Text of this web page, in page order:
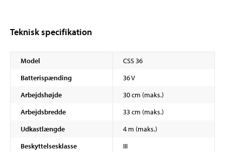
Teknisk specifikation
Model
CSS 36
Batterispænding
36 V
Arbejdshøjde
30 cm (maks.)
Arbejdsbredde
33 cm (maks.)
Udkastlængde
4 m (maks.)
Beskyttelsesklasse
III